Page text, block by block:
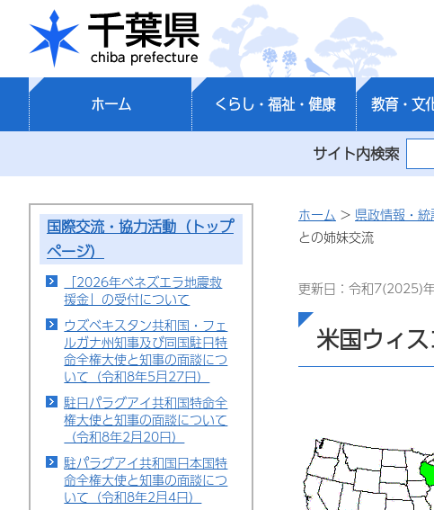
千葉県
ホーム くらし・福祉・健康 教育・文
サイト内検索
国際交流・協力活動（トップ
ページ）
「2026年ベネズエラ地震救
援金」の受付について
ウズベキスタン共和国・フェ
ルガナ州知事及び同国駐日特
命全権大使と知事の面談につ
いて（令和8年5月27日）
駐日パラグアイ共和国特命全
権大使と知事の面談について
（令和8年2月20日）
駐パラグアイ共和国日本国特
命全権大使と知事の面談につ
いて（令和8年2月4日）
ホーム > 県政情報・統
との姉妹交流
更新日：令和7(2025)
米国ウィ